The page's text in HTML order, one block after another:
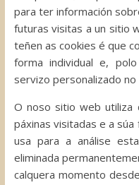
para ter información
futuras visitas a un sitio
teñen as cookies é que
forma individual e,
servizo personalizado
O noso sitio web utiliza
páxinas visitadas e a
usa para a análise
eliminada
calquera momento